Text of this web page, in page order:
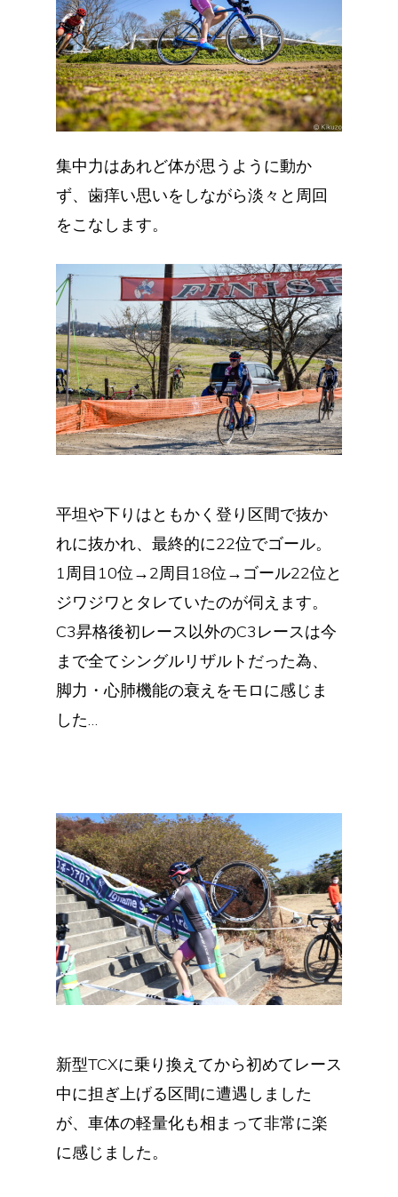
集中力はあれど体が思うように動か
ず、歯痒い思いをしながら淡々と周回
をこなします。
平坦や下りはともかく登り区間で抜か
れに抜かれ、最終的に22位でゴール。
1周目10位→2周目18位→ゴール22位と
ジワジワとタレていたのが伺えます。
C3昇格後初レース以外のC3レースは今
まで全てシングルリザルトだった為、
脚力・心肺機能の衰えをモロに感じま
した…
新型TCXに乗り換えてから初めてレース
中に担ぎ上げる区間に遭遇しました
が、車体の軽量化も相まって非常に楽
に感じました。